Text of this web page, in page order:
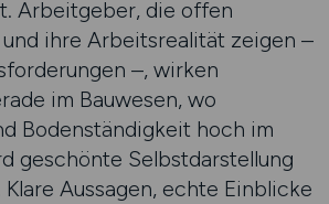
Arbeitgeber, die offen
ihre Arbeitsrealität zeigen –
–, wirken
im Bauwesen, wo
Bodenständigkeit hoch im
geschönte Selbstdarstellung
Aussagen, echte Einblicke